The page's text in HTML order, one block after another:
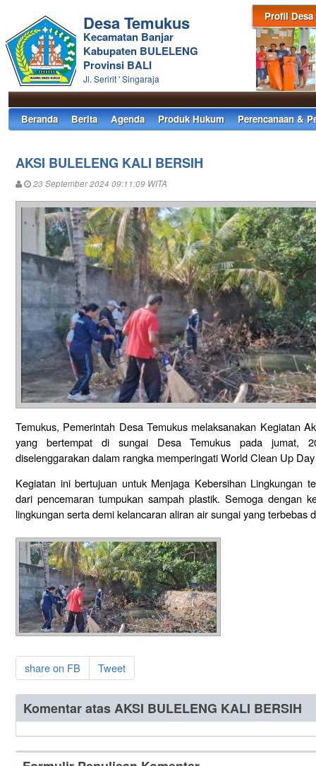
Profil Desa
Desa Temukus
Kecamatan Banjar
Kabupaten BULELENG
Provinsi BALI
Jl. Seririt ' Singaraja
Beranda Berita Agenda Produk Hukum Perencanaan &
AKSI BULELENG KALI BERSIH
23 September 2024 09:11:09 WITA
Temukus, Pemerintah Desa Temukus melaksanakan Kegiatan
yang bertempat di sungai Desa Temukus pada jumat,
diselenggarakan dalam rangka memperingati World Clean Up
Kegiatan ini bertujuan untuk Menjaga Kebersihan Lingkungan
dari pencemaran tumpukan sampah plastik. Semoga dengan
lingkungan serta demi kelancaran aliran air sungai yang terbebas
share on FB Tweet
Komentar atas AKSI BULELENG KALI BERSIH